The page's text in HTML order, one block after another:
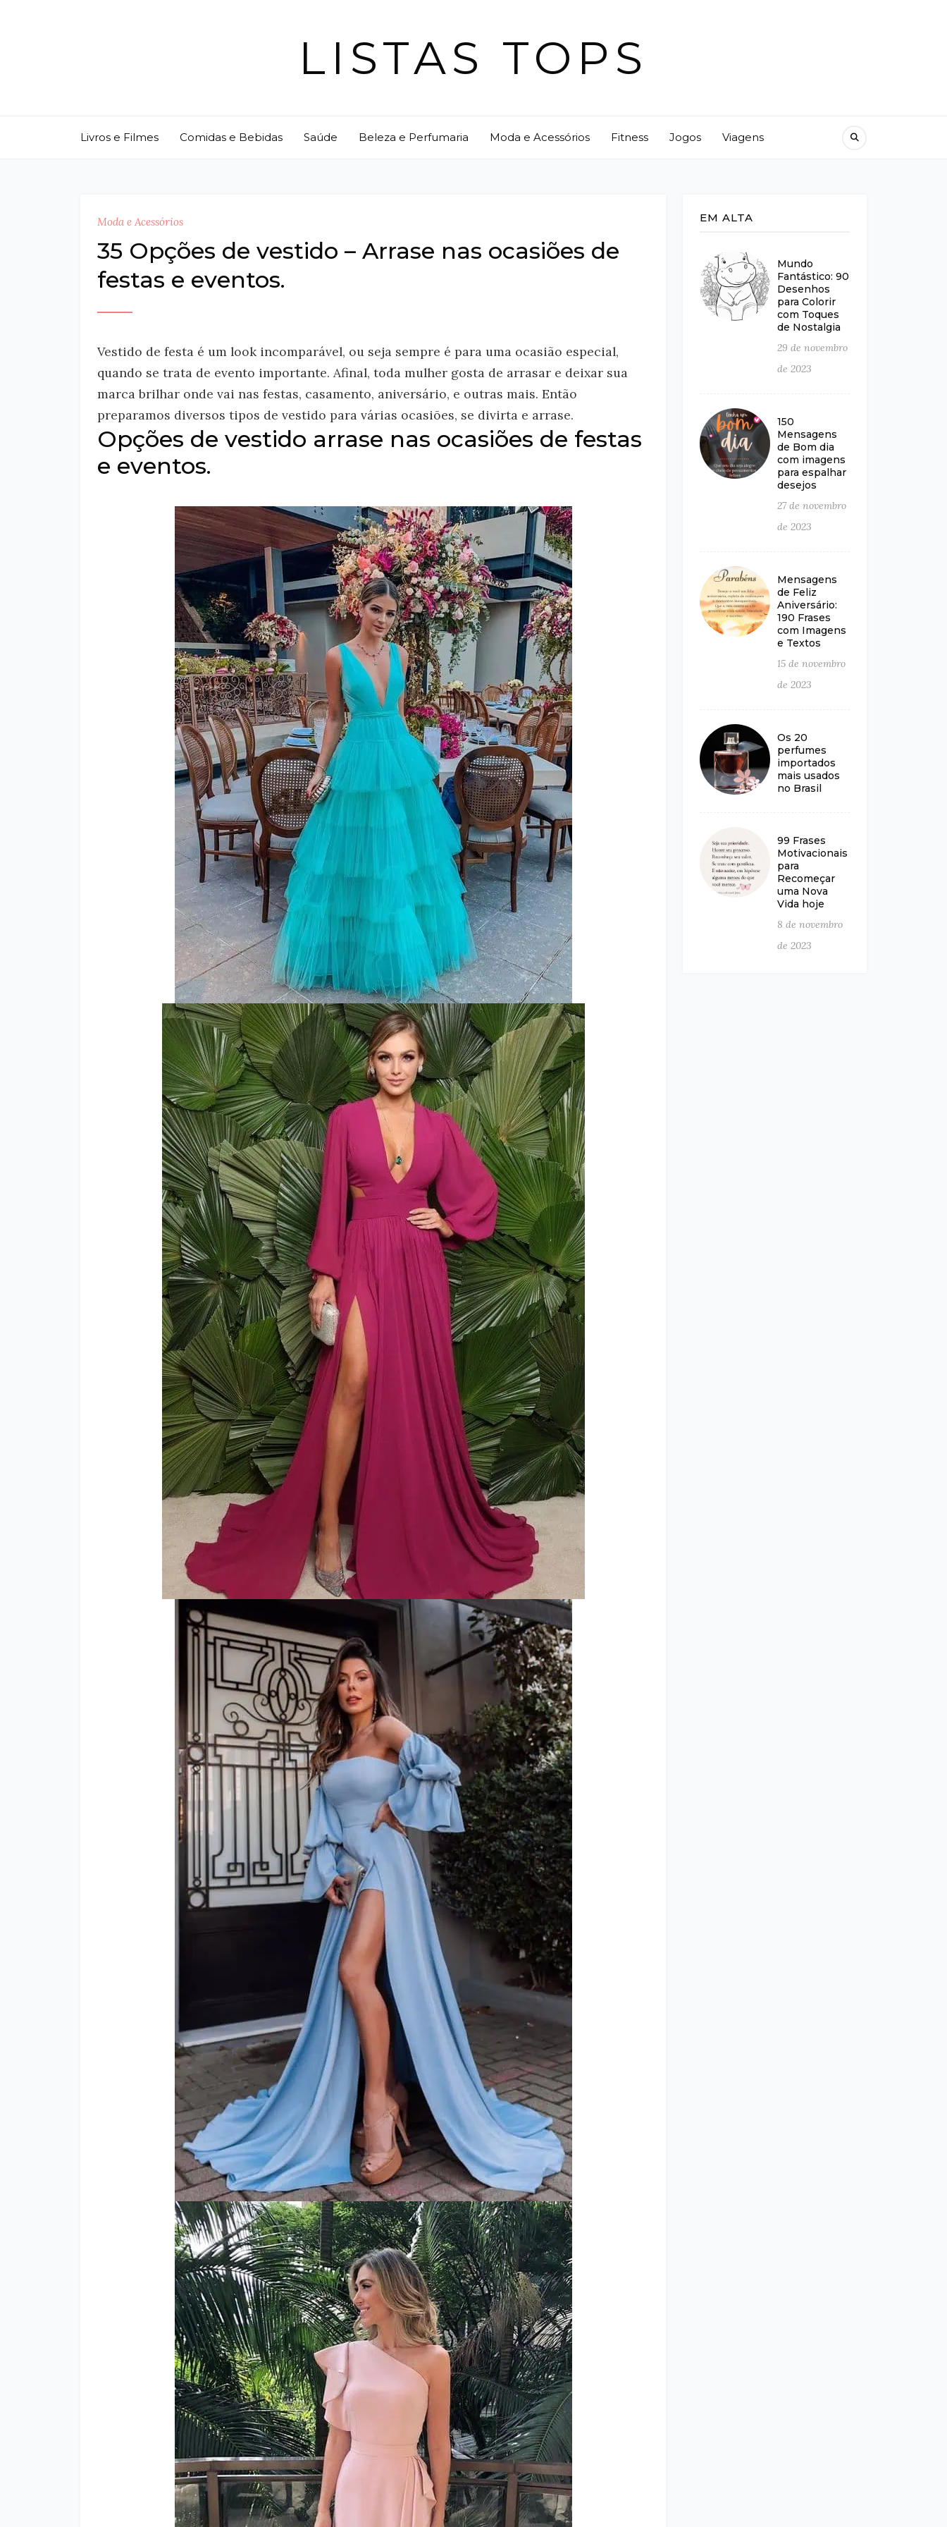
LISTAS TOPS
Livros e Filmes Comidas e Bebidas Saúde Beleza e Perfumaria Moda e Acessórios Fitness Jogos Viagens
Moda e Acessórios
35 Opções de vestido – Arrase nas ocasiões de
festas e eventos.
Vestido de festa é um look incomparável, ou seja sempre é para uma ocasião especial,
quando se trata de evento importante. Afinal, toda mulher gosta de arrasar e deixar sua
marca brilhar onde vai nas festas, casamento, aniversário, e outras mais. Então
preparamos diversos tipos de vestido para várias ocasiões, se divirta e arrase.
Opções de vestido arrase nas ocasiões de festas
e eventos.
EM ALTA
Mundo
Fantástico: 90
Desenhos
para Colorir
com Toques
de Nostalgia
29 de novembro
de 2023
150
Mensagens
de Bom dia
com imagens
para espalhar
desejos
27 de novembro
de 2023
Mensagens
de Feliz
Aniversário:
190 Frases
com Imagens
e Textos
15 de novembro
de 2023
Os 20
perfumes
importados
mais usados
no Brasil
99 Frases
Motivacionais
para
Recomeçar
uma Nova
Vida hoje
8 de novembro
de 2023